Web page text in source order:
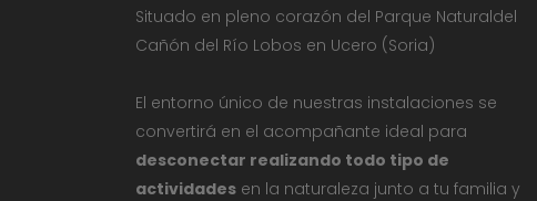
Situado en pleno corazón del Parque Naturaldel
Cañón del Río Lobos en Ucero (Soria)
El entorno único de nuestras instalaciones se
convertirá en el acompañante ideal para
desconectar realizando todo tipo de
actividades en la naturaleza junto a tu familia y